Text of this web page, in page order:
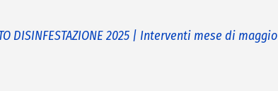
DISINFESTAZIONE 2025 | Interventi mese di maggio